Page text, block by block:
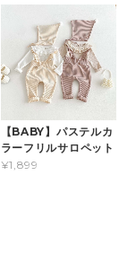
【BABY】パステルカ
ラーフリルサロペット
¥1,899